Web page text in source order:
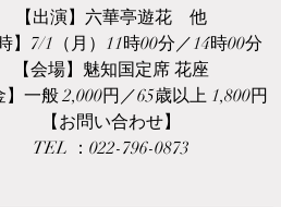
【出演】六華亭遊花 他
】7/1（月）11時00分／14時00分
【会場】魅知国定席 花座
】一般 2,000円／65歳以上 1,800円
【お問い合わせ】
TEL ：022-796-0873